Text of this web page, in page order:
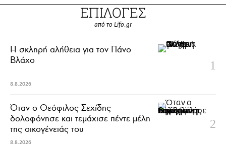
ΕΠΙΛΟΓΕΣ
από το Lifo.gr
H σκληρή αλήθεια για τον Πάνο
Βλάχο
8.8.2026
Όταν ο Θεόφιλος Σεχίδης
δολοφόνησε και τεμάχισε πέντε μέλη
της οικογένειάς του
8.8.2026